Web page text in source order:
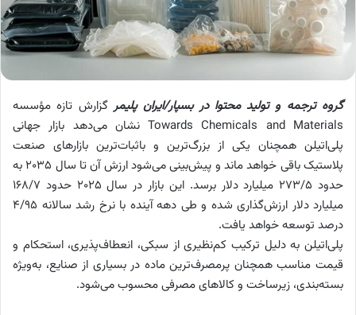
گروه ترجمه و تولید محتوا در بسپار/ایران پلیمرگزارش تازه مؤسسه
Towards Chemicals and Materials نشان می‌دهد بازار جهانی
پلی‌اتیلن همچنان یکی از بزرگ‌ترین و باثبات‌ترین بازارهای صنعت
پلاستیک باقی خواهد ماند و پیش‌بینی می‌شود ارزش آن تا سال ۲۰۳۵ به
حدود ۲۷۳/۵ میلیارد دلار برسد. این بازار در سال ۲۰۲۵ حدود ۱۶۸/۷
میلیارد دلار ارزش‌گذاری شده و طی دهه آینده با نرخ رشد سالانه ۴/۹۵
درصد توسعه خواهد یافت.
پلی‌اتیلن به دلیل ترکیب کم‌نظیری از سبکی، انعطاف‌پذیری، استحکام و
قیمت مناسب همچنان پرمصرف‌ترین ماده در بسیاری از صنایع، به‌ویژه
بسته‌بندی، زیرساخت و کالاهای مصرفی محسوب می‌شود.